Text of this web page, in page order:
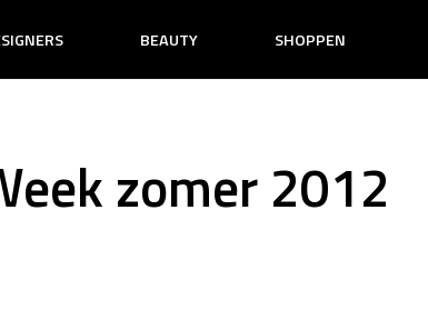
BEAUTY SHOPPEN
zomer 2012